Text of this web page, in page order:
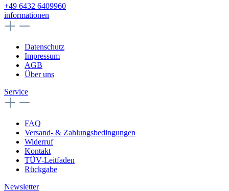
+49 6432 6409960
informationen
Datenschutz
Impressum
AGB
Über uns
Service
FAQ
Versand- & Zahlungsbedingungen
Widerruf
Kontakt
TÜV-Leitfaden
Rückgabe
Newsletter